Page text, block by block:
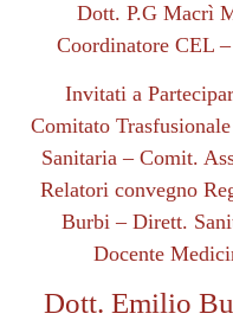
Dott. P.G Macrì
Coordinatore CEL
Invitati a
Comitato
Sanitaria – Comit.
Relatori convegno
Burbi – Dirett.
Docente
Dott. Emilio